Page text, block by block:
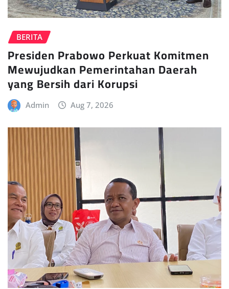
BERITA
Presiden Prabowo Perkuat Komitmen
Mewujudkan Pemerintahan Daerah
yang Bersih dari Korupsi
Admin Aug 7, 2026